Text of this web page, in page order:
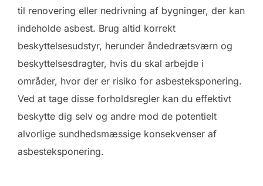
til renovering eller nedrivning af bygninger, der kan
indeholde asbest. Brug altid korrekt
beskyttelsesudstyr, herunder åndedrætsværn og
beskyttelsesdragter, hvis du skal arbejde i
områder, hvor der er risiko for asbesteksponering.
Ved at tage disse forholdsregler kan du effektivt
beskytte dig selv og andre mod de potentielt
alvorlige sundhedsmæssige konsekvenser af
asbesteksponering.